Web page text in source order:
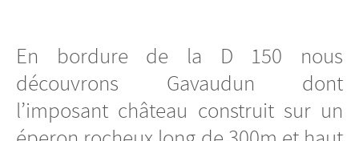
En bordure de la D 150 nous
découvrons Gavaudun dont
l’imposant château construit sur un